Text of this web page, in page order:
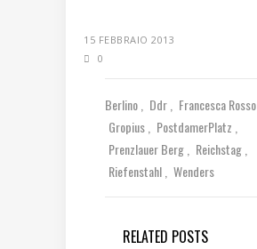
15 FEBBRAIO 2013
0
Berlino Ddr
Francesca Rosso
Gropius
PostdamerPlatz
Prenzlauer Berg
Reichstag
Riefenstahl
Wenders
RELATED POSTS